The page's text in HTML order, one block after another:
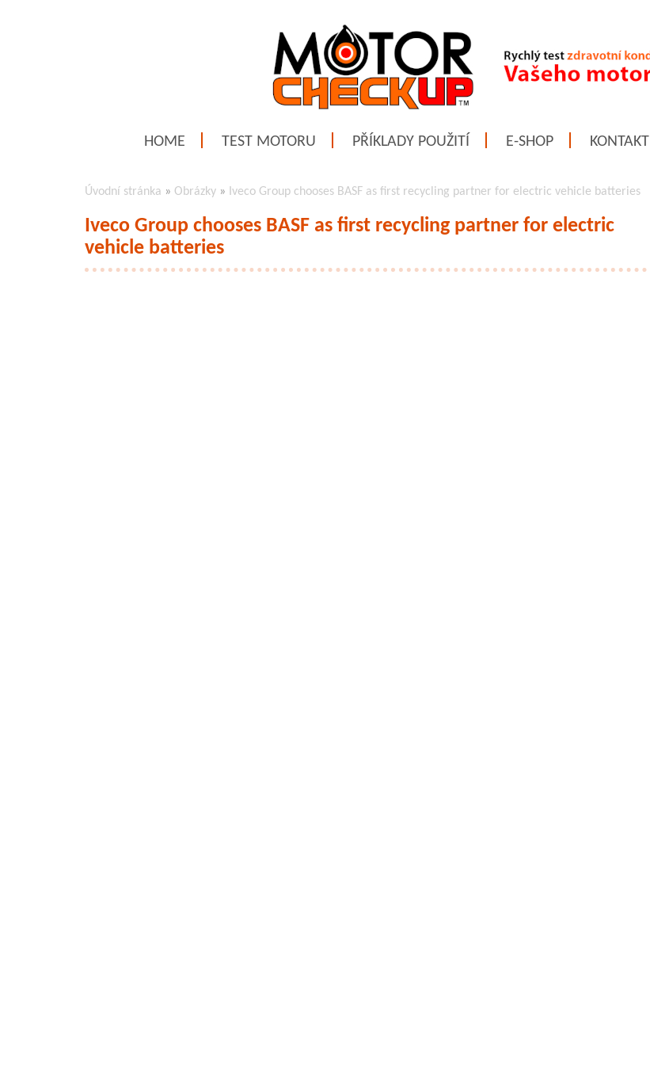
HOME TEST MOTORU PŘÍKLADY POUŽITÍ E-SHOP KONTAKT
Úvodní stránka » Obrázky » Iveco Group chooses BASF as first recycling partner for electric vehicle batteries
Iveco Group chooses BASF as first recycling partner for electric
vehicle batteries